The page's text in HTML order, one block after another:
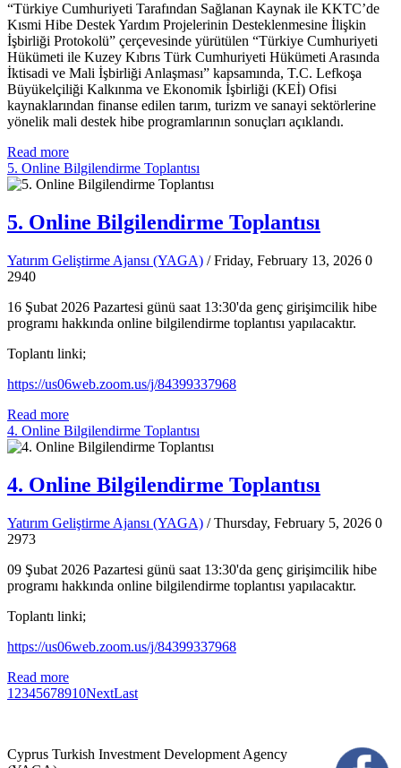
“Türkiye Cumhuriyeti Tarafından Sağlanan Kaynak ile KKTC’de
Kısmi Hibe Destek Yardım Projelerinin Desteklenmesine İlişkin
İşbirliği Protokolü” çerçevesinde yürütülen “Türkiye Cumhuriyeti
Hükümeti ile Kuzey Kıbrıs Türk Cumhuriyeti Hükümeti Arasında
İktisadi ve Mali İşbirliği Anlaşması” kapsamında, T.C. Lefkoşa
Büyükelçiliği Kalkınma ve Ekonomik İşbirliği (KEİ) Ofisi
kaynaklarından finanse edilen tarım, turizm ve sanayi sektörlerine
yönelik mali destek hibe programlarının sonuçları açıklandı.
Read more
5. Online Bilgilendirme Toplantısı
5. Online Bilgilendirme Toplantısı
Yatırım Geliştirme Ajansı (YAGA) / Friday, February 13, 2026 0
2940
16 Şubat 2026 Pazartesi günü saat 13:30'da genç girişimcilik hibe
programı hakkında online bilgilendirme toplantısı yapılacaktır.
Toplantı linki;
https://us06web.zoom.us/j/84399337968
Read more
4. Online Bilgilendirme Toplantısı
4. Online Bilgilendirme Toplantısı
Yatırım Geliştirme Ajansı (YAGA) / Thursday, February 5, 2026 0
2973
09 Şubat 2026 Pazartesi günü saat 13:30'da genç girişimcilik hibe
programı hakkında online bilgilendirme toplantısı yapılacaktır.
Toplantı linki;
https://us06web.zoom.us/j/84399337968
Read more
1 2345678910NextLast
Cyprus Turkish Investment Development Agency